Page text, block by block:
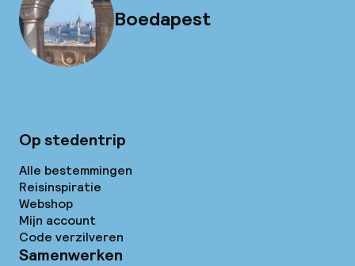
Boedapest
Op stedentrip
Alle bestemmingen
Reisinspiratie
Webshop
Mijn account
Code verzilveren
Samenwerken